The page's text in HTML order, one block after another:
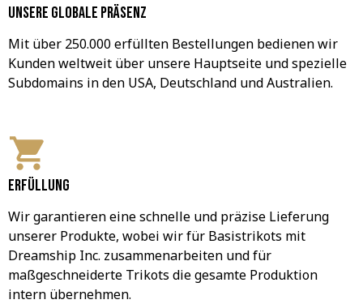
Unsere globale Präsenz
Mit über 250.000 erfüllten Bestellungen bedienen wir
Kunden weltweit über unsere Hauptseite und spezielle
Subdomains in den USA, Deutschland und Australien.
Erfüllung
Wir garantieren eine schnelle und präzise Lieferung
unserer Produkte, wobei wir für Basistrikots mit
Dreamship Inc. zusammenarbeiten und für
maßgeschneiderte Trikots die gesamte Produktion
intern übernehmen.